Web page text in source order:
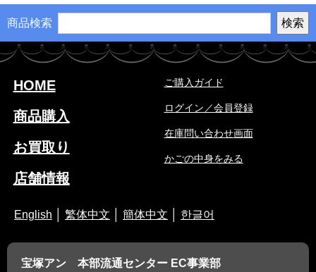
商品検索
HOME
商品購入
お買取り
店舗情報
ご購入ガイド
ログイン／会員登録
在庫問い合わせ画面
かごの中身をみる
English 繁体中文 簡体中文 한글어
宝塚アン 本部流通センター EC事業部